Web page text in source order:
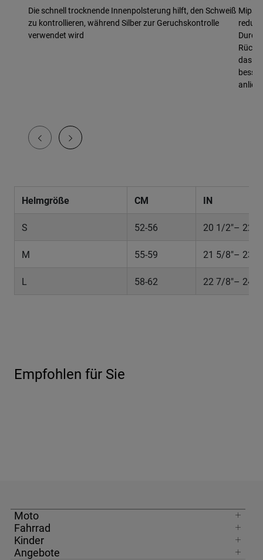
Die schnell trocknende Innenpolsterung hilft, den Schweiß
zu kontrollieren, während Silber zur Geruchskontrolle
verwendet wird
Mips
Durch
das
anliegt
Helmgröße CM IN
S 52-56 20 1/2"– 22"
M 55-59 21 5/8"– 23
L 58-62 22 7/8"– 24
Empfohlen für Sie
Moto
Fahrrad
Kinder
Angebote